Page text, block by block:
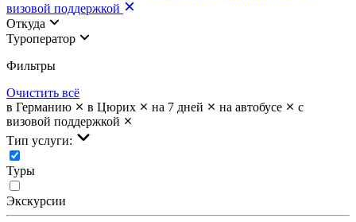
визовой поддержкой
Откуда
Туроператор
Фильтры
Очистить всё
в Германию
в Цюрих на 7 дней на автобусе
с
визовой поддержкой
Тип услуги:
Туры
Экскурсии